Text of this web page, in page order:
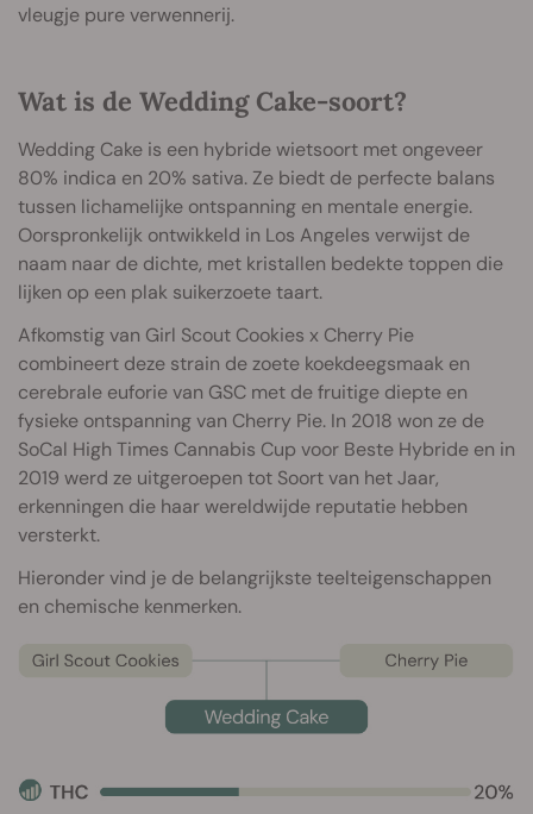
vleugje pure verwennerij.
Wat is de Wedding Cake-soort?
Wedding Cake is een hybride wietsoort met ongeveer
80% indica en 20% sativa. Ze biedt de perfecte balans
tussen lichamelijke ontspanning en mentale energie.
Oorspronkelijk ontwikkeld in Los Angeles verwijst de
naam naar de dichte, met kristallen bedekte toppen die
lijken op een plak suikerzoete taart.
Afkomstig van Girl Scout Cookies x Cherry Pie
combineert deze strain de zoete koekdeegsmaak en
cerebrale euforie van GSC met de fruitige diepte en
fysieke ontspanning van Cherry Pie. In 2018 won ze de
SoCal High Times Cannabis Cup voor Beste Hybride en in
2019 werd ze uitgeroepen tot Soort van het Jaar,
erkenningen die haar wereldwijde reputatie hebben
versterkt.
Hieronder vind je de belangrijkste teelteigenschappen
en chemische kenmerken.